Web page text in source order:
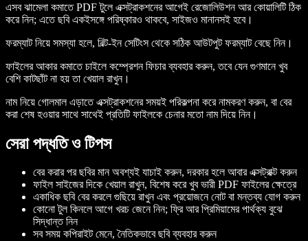
এসব ঝামেলা কমাতে PDF টুলে এক্সট্রাকশনের আগেই রেজোলিউশন আর কোয়ালিটি ঠিক
করে নিন; এতে ছবি একইসঙ্গে পরিষ্কারও থাকবে, সাইজও মানানসই হবে।
ফরম্যাট নিয়ে সমস্যা হলে, বিল্ট-ইন সেটিংস থেকে সঠিক আউটপুট ফরম্যাট বেছে নিন।
ফাইলের আকার কমাতে চাইলে কম্প্রেশন ফিচার ব্যবহার করুন, তবে যেন গুণমানে খুব
বেশি কাটছাঁট না হয় তা খেয়াল রাখুন।
নাম নিয়ে গোলমাল এড়াতে এক্সট্রাকশনের সময়ই পরিকল্পনা করে নামকরণ করুন, বা বের
করা শেষ হওয়ার সাথে সাথেই প্রতিটি ফাইলকে চেনার মতো নাম দিয়ে নিন।
সেরা পদ্ধতি ও টিপস
বের করার পর ছবির মান অবশ্যই যাচাই করুন, দরকার হলে আবার এক্সট্রাক্ট করুন
ফাইল সাইজের দিকে খেয়াল রাখুন, বিশেষ করে খুব ভারী PDF ফাইলের ক্ষেত্রে
একাধিক ছবি বের করলে গুছিয়ে রাখুন এবং প্রয়োজনে নোট বা মন্তব্য যোগ করুন
কোনো টুল কিনলে আগে খরচ জেনে নিন; ফ্রি আর প্রিমিয়ামের পার্থক্য বুঝে
সিদ্ধান্ত নিন
সব সময় কপিরাইট মেনে, নৈতিকভাবে ছবি ব্যবহার করুন